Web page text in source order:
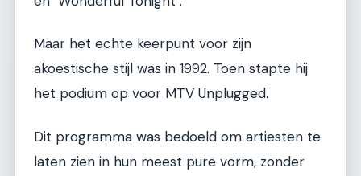
Maar het echte keerpunt voor zijn
akoestische stijl was in 1992. Toen stapte hij
het podium op voor MTV Unplugged.
Dit programma was bedoeld om artiesten te
laten zien in hun meest pure vorm, zonder